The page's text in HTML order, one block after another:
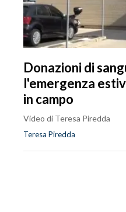
Donazioni di
l'emergenza
in campo
Video di Teresa Piredda
Teresa Piredda